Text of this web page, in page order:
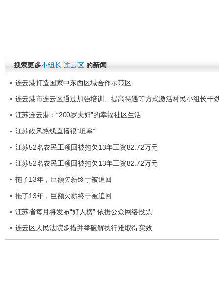
搜索更多小组长 连云区 的新闻
连云港打造国家中东西区域合作示范区
连云港市连云区通过加强培训、提高待遇等方式激活村民小组长干
江苏连云港：“200岁夫妇”的幸福社区生活
江苏政风热线直播很“坦率”
江苏52名农民工领回被拖欠13年工资82.72万元
江苏52名农民工领回被拖欠13年工资82.72万元
拖了13年，巨额欠薪终于被追回
拖了13年，巨额欠薪终于被追回
江苏省每月将发布“好人榜” 依据公众网络投票
连云区人民法院多措并举破解执行难取得实效